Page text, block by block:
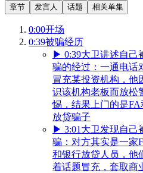
章节 发言人 话题 相关单集
0:00开场
0:39被骗经历
▶ 0:39大卫讲述自己
骗的经过：一通电话
冒充某投资机构，他
识该机构老板而放松
惕，结果上门的是FA
放贷骗子
▶ 3:01 大卫发现自己
骗：对方其实是一家
和银行放贷人员，他
着话题冒充，套取商